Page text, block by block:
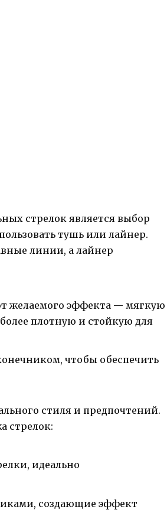
стрелок является выбор
тушь или лайнер.
линии, а лайнер
желаемого эффекта — мягкую
плотную и стойкую для
чтобы обеспечить
стиля и предпочтений.
стрелок:
идеально
создающие эффект